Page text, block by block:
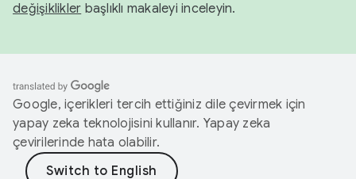
değişiklikler başlıklı makaleyi inceleyin.
Google, içerikleri tercih ettiğiniz dile çevirmek için
yapay zeka teknolojisini kullanır. Yapay zeka
çevirilerinde hata olabilir.